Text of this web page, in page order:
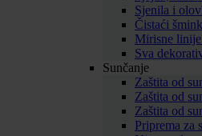
Sjenila i
Čistaći
Mirisne
Sva
Sunčanje
Zaštita od
Zaštita od
Zaštita od
Priprema za